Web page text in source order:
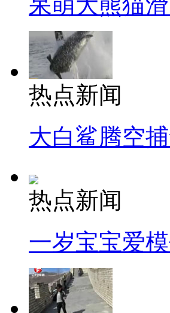
热点新闻
大白鲨腾空
热点新闻
一岁宝宝爱